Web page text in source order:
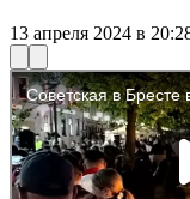
13 апреля 2024 в